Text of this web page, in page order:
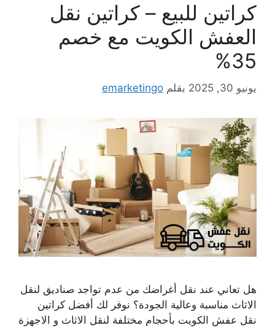
كراتين للبيع – كراتين نقل
العفش الكويت مع خصم
35%
يونيو 30, 2025 بقلم emarketingo
هل تعاني عند نقل أغراضك من عدم تواجد صناديق لنقل
الاثاث مناسبة وعالية الجودة؟ نوفر لك أفضل كراتين
نقل عفش الكويت بأحجام مختلفة لنقل الاثاث و الاجهزة